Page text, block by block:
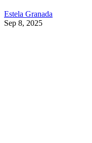
Estela Granada
Sep 8, 2025